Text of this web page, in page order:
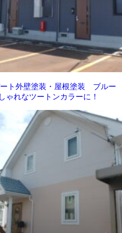
ト外壁塗装・屋根塗装 ブルー
ゃれなツートンカラーに！